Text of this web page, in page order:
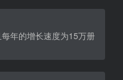
年的增长速度为15万册